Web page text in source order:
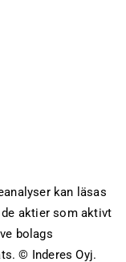
kan läsas
aktier som aktivt
bolags
© Inderes Oyj.